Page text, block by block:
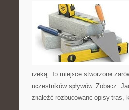
rzeką. To miejsce stworzone
uczestników spływów. Zobacz:
znaleźć rozbudowane opisy tras,